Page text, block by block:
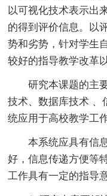
以可视化技术表示出
的得到评价信息。以
势和劣势，针对学生
较好的指导教学改革
研究本课题的主要
技术、数据库技术 、
统应用于高校教学工
本系统应具有信息
好，信息传递方便等
工作具有一定的指导